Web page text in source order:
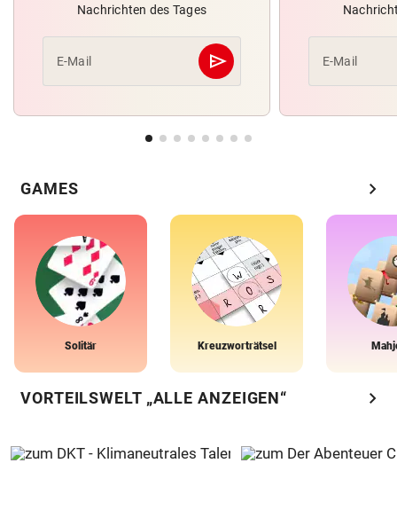
Nachrichten des Tages
E-Mail send
Abschicken E-Mail
GAMES chevron_right
Solitär Kreuzworträtsel
VORTEILSWELT „ALLE ANZEIGEN“ chevron_right